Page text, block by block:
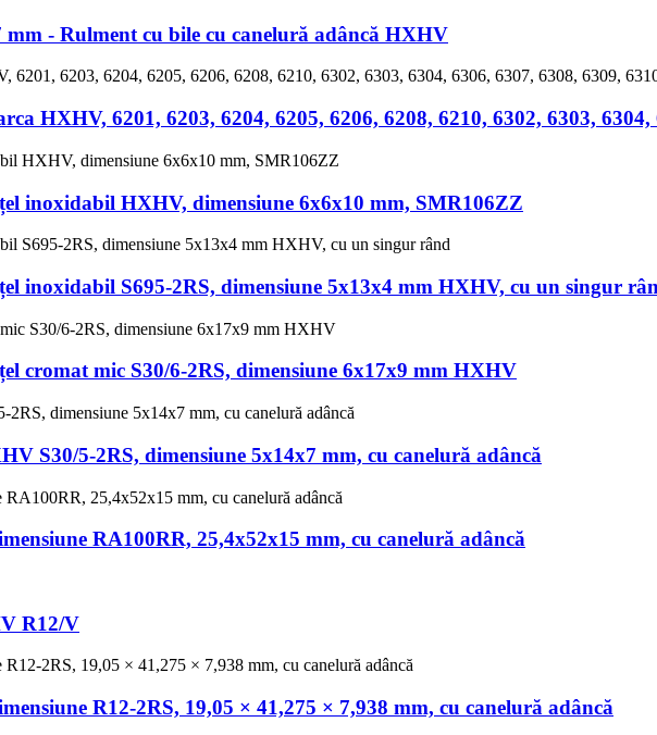
mm - Rulment cu bile cu canelură adâncă HXHV
HXHV, 6201, 6203, 6204, 6205, 6206, 6208, 6210, 6302, 6303, 6304,
inoxidabil HXHV, dimensiune 6x6x10 mm, SMR106ZZ
inoxidabil S695-2RS, dimensiune 5x13x4 mm HXHV, cu un singur
cromat mic S30/6-2RS, dimensiune 6x17x9 mm HXHV
S30/5-2RS, dimensiune 5x14x7 mm, cu canelură adâncă
RA100RR, 25,4x52x15 mm, cu canelură adâncă
R12/V
R12-2RS, 19,05 × 41,275 × 7,938 mm, cu canelură adâncă